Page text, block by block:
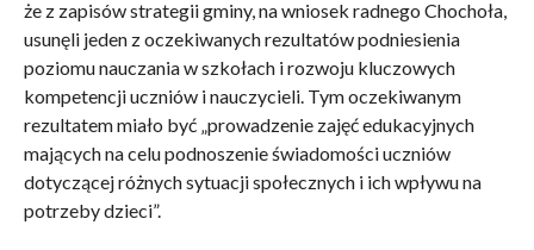
że z zapisów strategii gminy, na wniosek radnego Chochoła,
usunęli jeden z oczekiwanych rezultatów podniesienia
poziomu nauczania w szkołach i rozwoju kluczowych
kompetencji uczniów i nauczycieli. Tym oczekiwanym
rezultatem miało być „prowadzenie zajęć edukacyjnych
mających na celu podnoszenie świadomości uczniów
dotyczącej różnych sytuacji społecznych i ich wpływu na
potrzeby dzieci”.